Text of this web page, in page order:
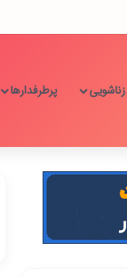
زناشویی پرطرفدارها